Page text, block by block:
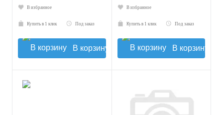
В избранное
Купить в 1 клик Под заказ
В корзину
В избранное
Купить в 1 клик Под заказ
В корзину